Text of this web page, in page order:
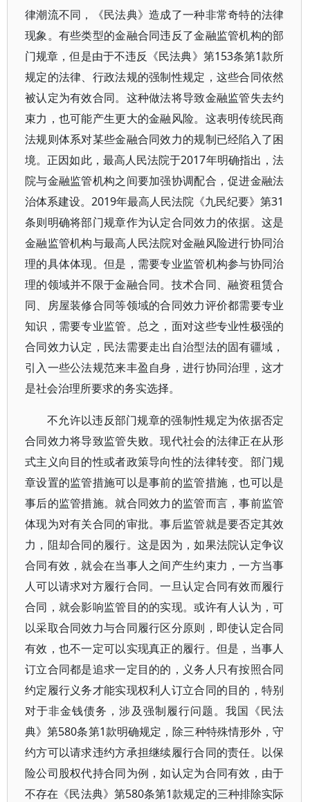
律潮流不同，《民法典》造成了一种非常奇特的法律
现象。有些类型的金融合同违反了金融监管机构的部
门规章，但是由于不违反《民法典》第153条第1款所
规定的法律、行政法规的强制性规定，这些合同依然
被认定为有效合同。这种做法将导致金融监管失去约
束力，也可能产生更大的金融风险。这表明传统民商
法规则体系对某些金融合同效力的规制已经陷入了困
境。正因如此，最高人民法院于2017年明确指出，法
院与金融监管机构之间要加强协调配合，促进金融法
治体系建设。2019年最高人民法院《九民纪要》第31
条则明确将部门规章作为认定合同效力的依据。这是
金融监管机构与最高人民法院对金融风险进行协同治
理的具体体现。但是，需要专业监管机构参与协同治
理的领域并不限于金融合同。技术合同、融资租赁合
同、房屋装修合同等领域的合同效力评价都需要专业
知识，需要专业监管。总之，面对这些专业性极强的
合同效力认定，民法需要走出自治型法的固有疆域，
引入一些公法规范来丰盈自身，进行协同治理，这才
是社会治理所要求的务实选择。
不允许以违反部门规章的强制性规定为依据否定
合同效力将导致监管失败。现代社会的法律正在从形
式主义向目的性或者政策导向性的法律转变。部门规
章设置的监管措施可以是事前的监管措施，也可以是
事后的监管措施。就合同效力的监管而言，事前监管
体现为对有关合同的审批。事后监管就是要否定其效
力，阻却合同的履行。这是因为，如果法院认定争议
合同有效，就会在当事人之间产生约束力，一方当事
人可以请求对方履行合同。一旦认定合同有效而履行
合同，就会影响监管目的的实现。或许有人认为，可
以采取合同效力与合同履行区分原则，即使认定合同
有效，也不一定可以实现真正的履行。但是，当事人
订立合同都是追求一定目的的，义务人只有按照合同
约定履行义务才能实现权利人订立合同的目的，特别
对于非金钱债务，涉及强制履行问题。我国《民法
典》第580条第1款明确规定，除三种特殊情形外，守
约方可以请求违约方承担继续履行合同的责任。以保
险公司股权代持合同为例，如认定为合同有效，由于
不存在《民法典》第580条第1款规定的三种排除实际